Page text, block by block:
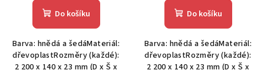
Do košíku
Barva: hnědá a šedáMateriál:
dřevoplastRozměry (každé):
2 200 x 140 x 23 mm (D x Š x
Do košíku
Barva: hnědá a šedáMateriál:
dřevoplastRozměry (každé):
2 200 x 140 x 23 mm (D x Š x